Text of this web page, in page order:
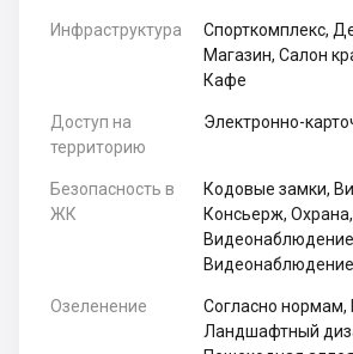
Инфраструктура
Спорткомплекс,
Магазин, Салон
Кафе
Доступ на
территорию
Электронно-
Безопасность в
ЖК
Кодовые замки,
Консьерж, Охрана,
Озеленение
Согласно нормам,
Ландшафтный